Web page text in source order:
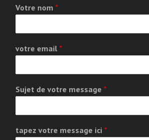
Votre nom *
votre email *
Sujet de votre message *
tapez votre message ici *